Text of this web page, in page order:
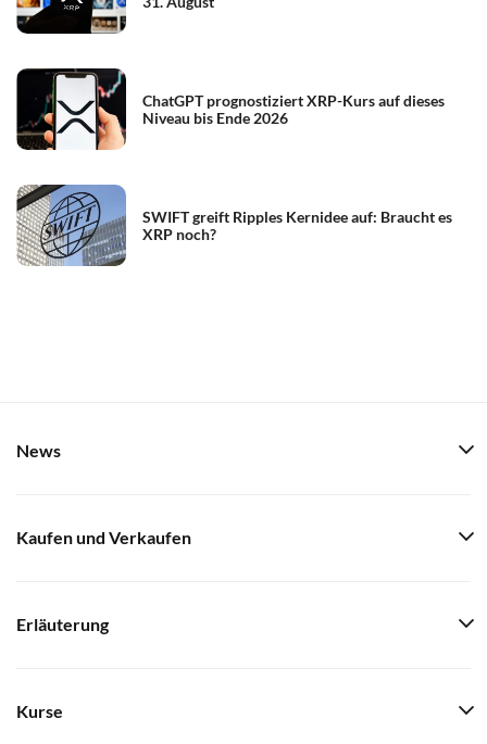
ChatGPT prognostiziert XRP-Kurs auf dieses
Niveau bis Ende 2026
SWIFT greift Ripples Kernidee auf: Braucht es
XRP noch?
News
Kaufen und Verkaufen
Erläuterung
Kurse